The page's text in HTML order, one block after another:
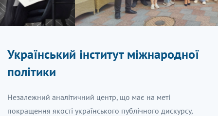
Український інститут міжнародної
політики
Незалежний аналітичний центр, що має на меті
покращення якості українського публічного дискурсу,